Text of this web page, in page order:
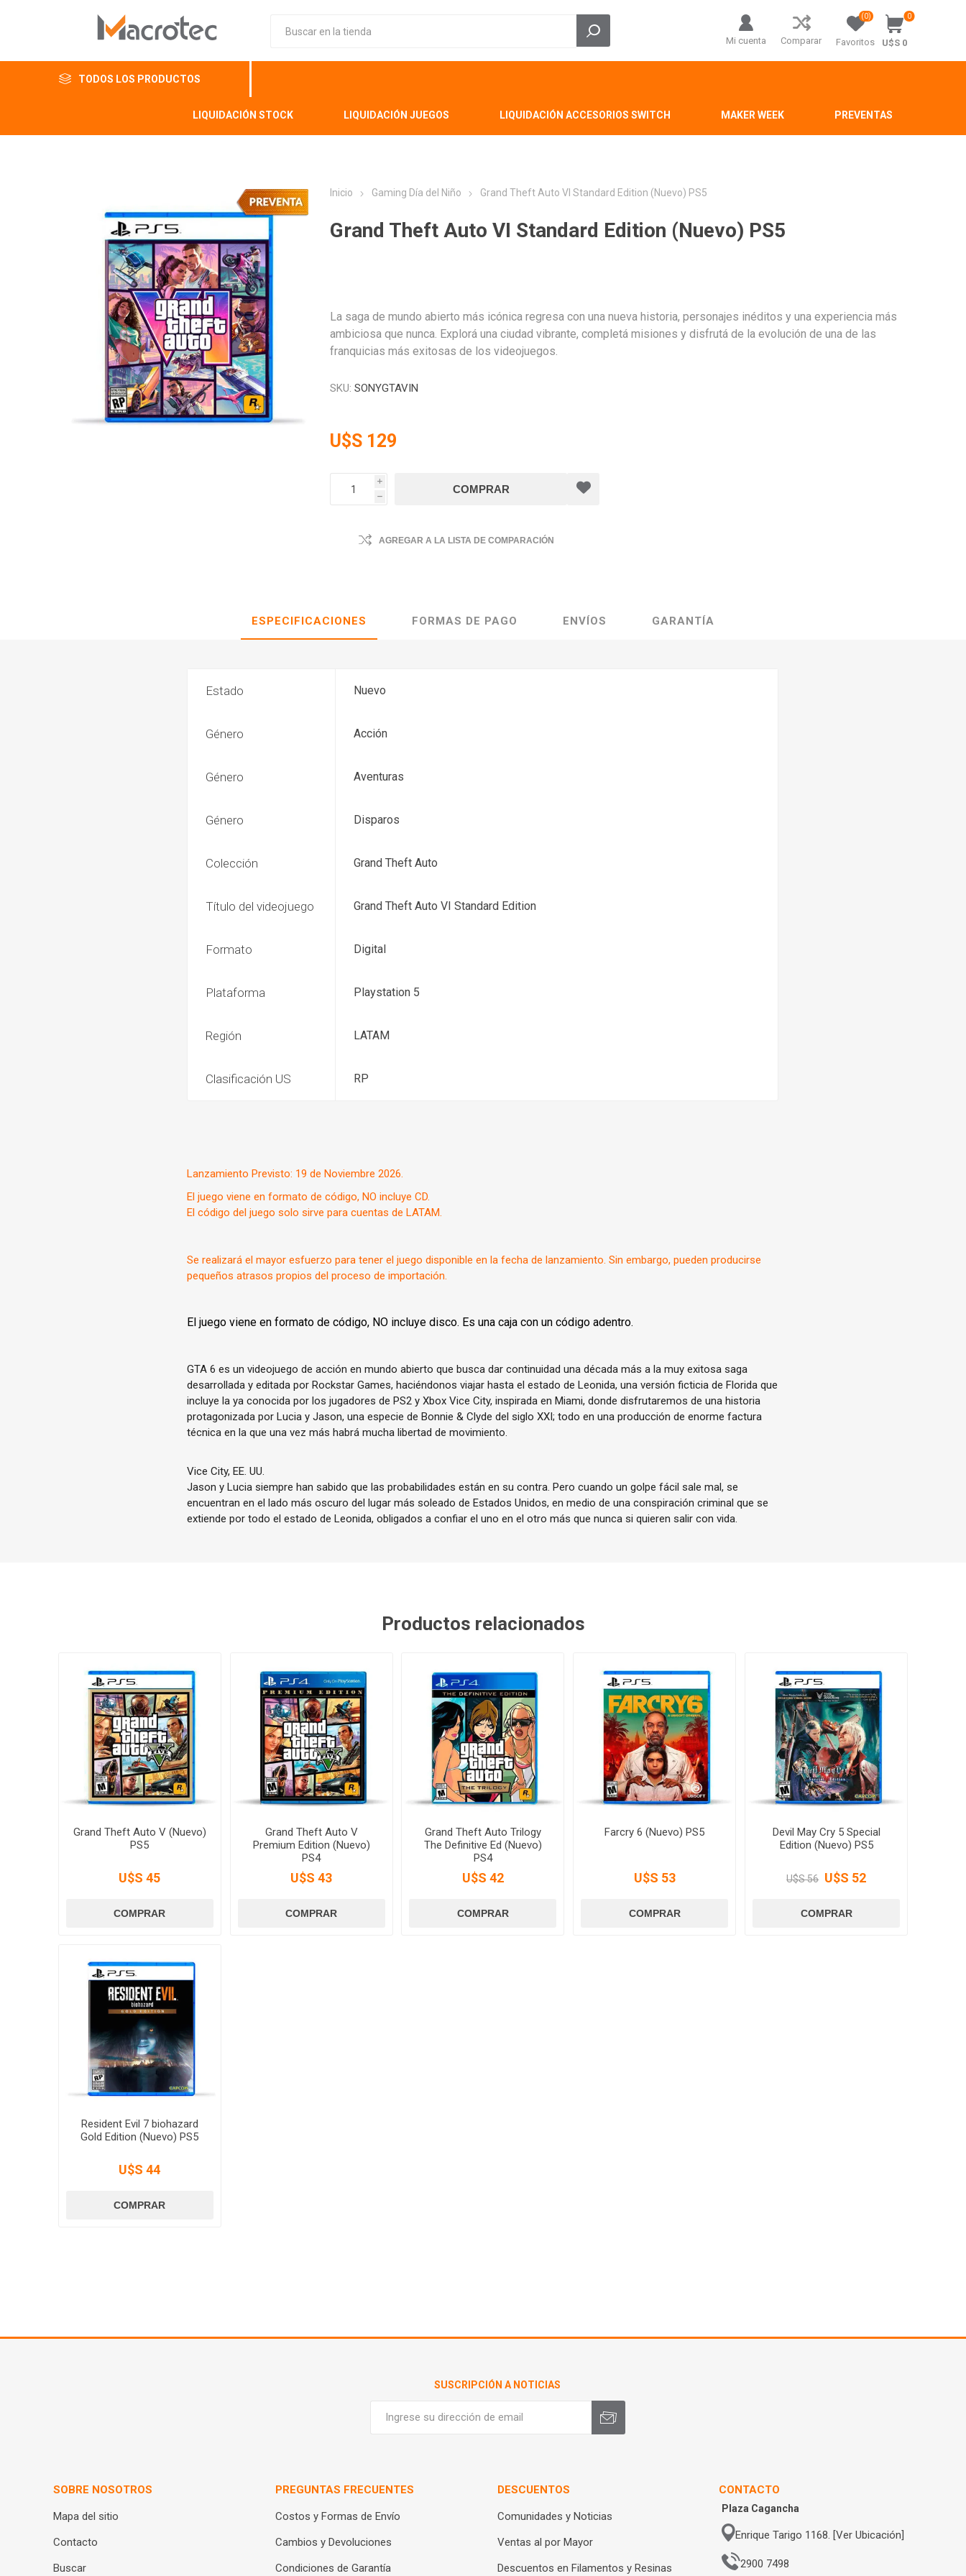
Mi cuenta Comparar Favoritos
(0) 0
U$S 0
TODOS LOS PRODUCTOS
LIQUIDACIÓN STOCK LIQUIDACIÓN JUEGOS LIQUIDACIÓN ACCESORIOS SWITCH MAKER WEEK PREVENTAS
Inicio Gaming Día del Niño Grand Theft Auto VI Standard Edition (Nuevo) PS5
Grand Theft Auto VI Standard Edition (Nuevo) PS5
La saga de mundo abierto más icónica regresa con una nueva historia, personajes inéditos y una experiencia más
ambiciosa que nunca. Explorá una ciudad vibrante, completá misiones y disfrutá de la evolución de una de las
franquicias más exitosas de los videojuegos.
SKU: SONYGTAVIN
U$S 129
i
h
AGREGAR A LA LISTA DE COMPARACIÓN
ESPECIFICACIONES FORMAS DE PAGO ENVÍOS GARANTÍA
Estado Nuevo
Género Acción
Género Aventuras
Género Disparos
Colección Grand Theft Auto
Título del videojuego Grand Theft Auto VI Standard Edition
Formato Digital
Plataforma Playstation 5
Región LATAM
Clasificación US RP
Lanzamiento Previsto: 19 de Noviembre 2026.
El juego viene en formato de código, NO incluye CD.
El código del juego solo sirve para cuentas de LATAM.
Se realizará el mayor esfuerzo para tener el juego disponible en la fecha de lanzamiento. Sin embargo, pueden producirse
pequeños atrasos propios del proceso de importación.
El juego viene en formato de código, NO incluye disco. Es una caja con un código adentro.
GTA 6 es un videojuego de acción en mundo abierto que busca dar continuidad una década más a la muy exitosa saga
desarrollada y editada por Rockstar Games, haciéndonos viajar hasta el estado de Leonida, una versión ficticia de Florida que
incluye la ya conocida por los jugadores de PS2 y Xbox Vice City, inspirada en Miami, donde disfrutaremos de una historia
protagonizada por Lucia y Jason, una especie de Bonnie & Clyde del siglo XXI; todo en una producción de enorme factura
técnica en la que una vez más habrá mucha libertad de movimiento.
Vice City, EE. UU.
Jason y Lucia siempre han sabido que las probabilidades están en su contra. Pero cuando un golpe fácil sale mal, se
encuentran en el lado más oscuro del lugar más soleado de Estados Unidos, en medio de una conspiración criminal que se
extiende por todo el estado de Leonida, obligados a confiar el uno en el otro más que nunca si quieren salir con vida.
Productos relacionados
Grand Theft Auto V (Nuevo)
PS5
U$S 45
Grand Theft Auto V
Premium Edition (Nuevo)
PS4
U$S 43
Grand Theft Auto Trilogy
The Definitive Ed (Nuevo)
PS4
U$S 42
Farcry 6 (Nuevo) PS5
U$S 53
Devil May Cry 5 Special
Edition (Nuevo) PS5
U$S 56 U$S 52
Resident Evil 7 biohazard
Gold Edition (Nuevo) PS5
U$S 44
SUSCRIPCIÓN A NOTICIAS
SOBRE NOSOTROS
Mapa del sitio
Contacto
Buscar
PREGUNTAS FRECUENTES
Costos y Formas de Envío
Cambios y Devoluciones
Condiciones de Garantía
DESCUENTOS
Comunidades y Noticias
Ventas al por Mayor
Descuentos en Filamentos y Resinas
CONTACTO
Plaza Cagancha
Enrique Tarigo 1168. [Ver Ubicación]
2900 7498